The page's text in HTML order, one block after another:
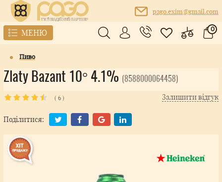
pago.exim@gmail.com
МЕНЮ 0
Пиво
Zlaty Bazant 10° 4.1% (8588000064458)
( 6) Залишити відгук
Поділитися: